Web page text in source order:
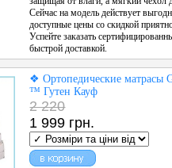
Сейчас на модель действует
доступные цены со скидкой
Успейте заказать
быстрой доставкой.
❖ Ортопедические матрасы
™ Гутен Кауф
2 220
1 999 грн.